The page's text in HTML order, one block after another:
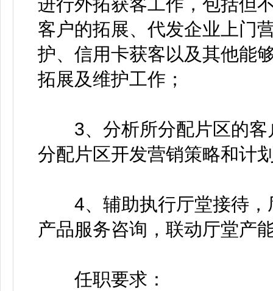
客户的拓展、代发企业上门
护、信用卡获客以及其他能
拓展及维护工作；
3、分析所分配片区的客
分配片区开发营销策略和计
4、辅助执行厅堂接待，
产品服务咨询，联动厅堂产
任职要求：